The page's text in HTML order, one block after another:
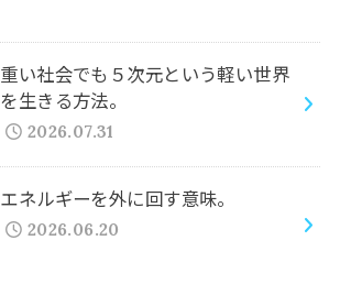
重い社会でも５次元という軽い世界
を生きる方法。
2026.07.31
エネルギーを外に回す意味。
2026.06.20